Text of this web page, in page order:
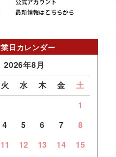
日カレンダー
2026年8月
火 水 木 金
土
1
4 5 6 7
8
11 12 13 14
15